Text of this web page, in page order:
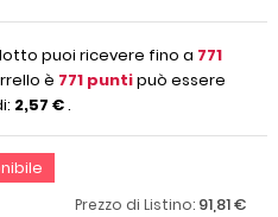
puoi ricevere fino a 771
è 771 puntipuò essere
2,57 €.
Prezzo di Listino: 91,81 €